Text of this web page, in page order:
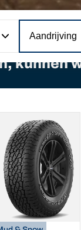
Aandrijving
kunnen